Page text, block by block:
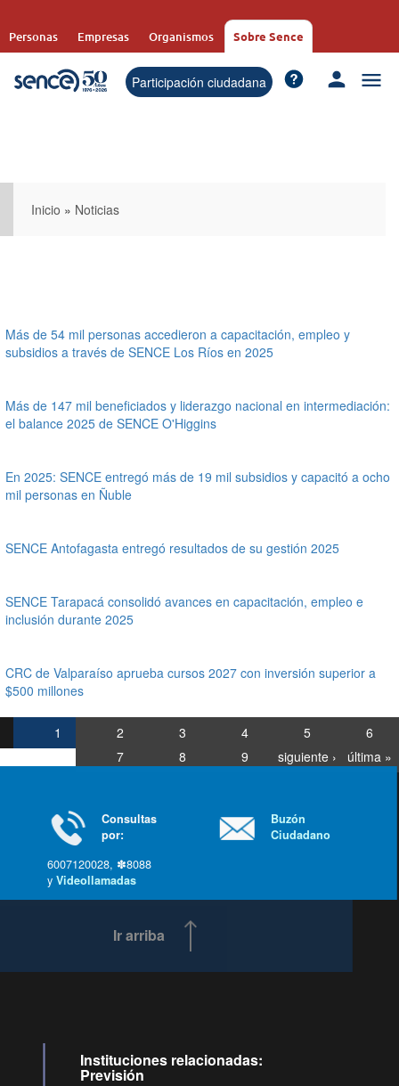
contenido
Personas Empresas Organismos Sobre Sence
Participación ciudadana
Inicio » Noticias
Más de 54 mil personas accedieron a capacitación, empleo y
subsidios a través de SENCE Los Ríos en 2025
Más de 147 mil beneficiados y liderazgo nacional en intermediación:
el balance 2025 de SENCE O'Higgins
En 2025: SENCE entregó más de 19 mil subsidios y capacitó a ocho
mil personas en Ñuble
SENCE Antofagasta entregó resultados de su gestión 2025
SENCE Tarapacá consolidó avances en capacitación, empleo e
inclusión durante 2025
CRC de Valparaíso aprueba cursos 2027 con inversión superior a
$500 millones
1 2 3 4 5
6
7
8 9 siguiente › última »
Consultas
por:
6007120028, ✽8088
yVideollamadas
Buzón
Ciudadano
Ir arriba
Instituciones relacionadas:
Previsión